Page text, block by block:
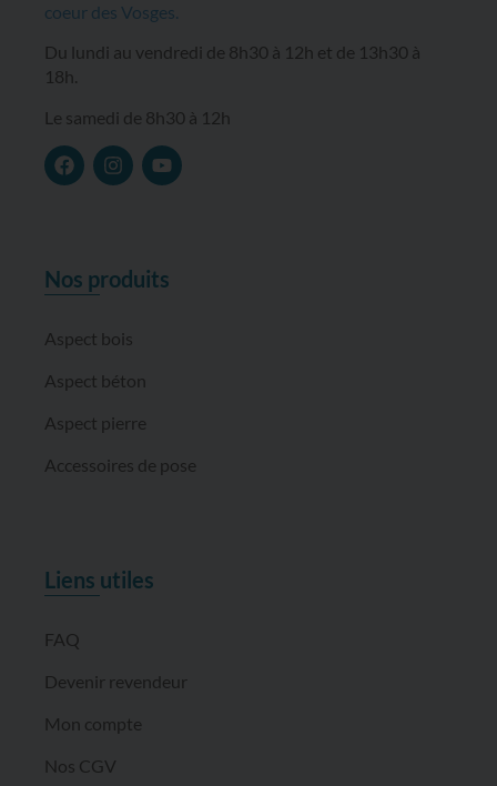
coeur des Vosges.
Du lundi au vendredi de 8h30 à 12h et de 13h30 à
18h.
Le samedi de 8h30 à 12h
Nos produits
Aspect bois
Aspect béton
Aspect pierre
Accessoires de pose
Liens utiles
FAQ
Devenir revendeur
Mon compte
Nos CGV